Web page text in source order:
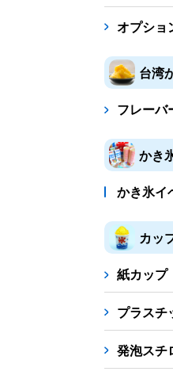
オプショ
台湾
フレーバ
かき
かき氷イ
カッ
紙カップ
プラスチ
発泡スチ